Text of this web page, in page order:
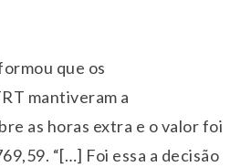
que os
mantiveram a
as horas extra e o valor foi
“[…] Foi essa a decisão